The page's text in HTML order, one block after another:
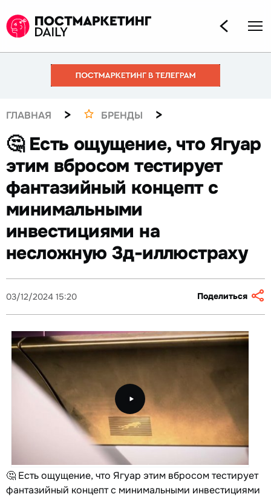
ГЛАВНАЯ > БРЕНДЫ >
🤔 Есть ощущение, что Ягуар
этим вбросом тестирует
фантазийный концепт с
минимальными
инвестициями на
несложную 3д-иллюстраху
03/12/2024 15:20 Поделиться
🤔 Есть ощущение, что Ягуар этим вбросом тестирует
фантазийный концепт с минимальными инвестициями